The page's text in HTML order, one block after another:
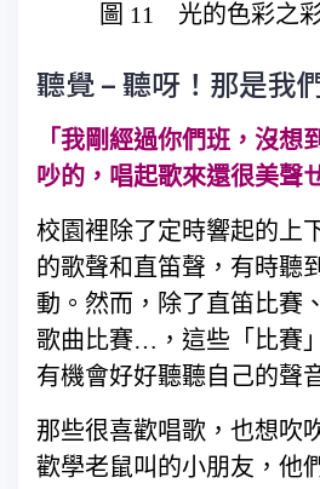
圖 11 光的色彩之
聽覺 – 聽呀！那是我
「我剛經過你們班，沒想
吵的，唱起歌來還很美聲ㄝ
校園裡除了定時響起的上
的歌聲和直笛聲，有時聽
動。然而，除了直笛比賽
歌曲比賽…，這些「比賽
有機會好好聽聽自己的聲
那些很喜歡唱歌，也想吹
歡學老鼠叫的小朋友，他